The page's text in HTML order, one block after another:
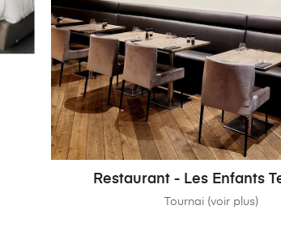
Restaurant - Les Enfants
Tournai (voir plus)